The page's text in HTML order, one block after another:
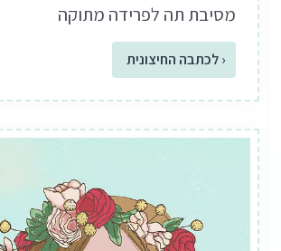
מסיבת תה לפרידה מתוקה
‹ לכתבה החיצונית